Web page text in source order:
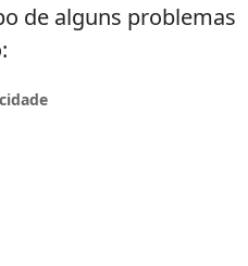
de alguns problemas